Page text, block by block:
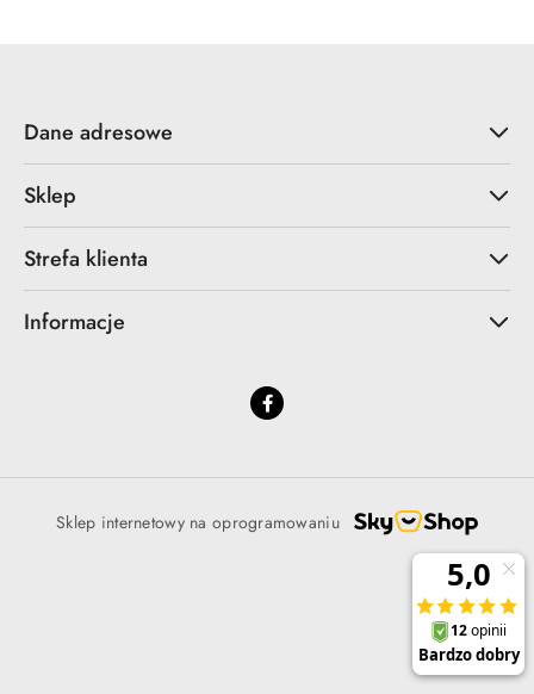
Dane adresowe
Sklep
Strefa klienta
Informacje
Sklep internetowy na oprogramowaniu